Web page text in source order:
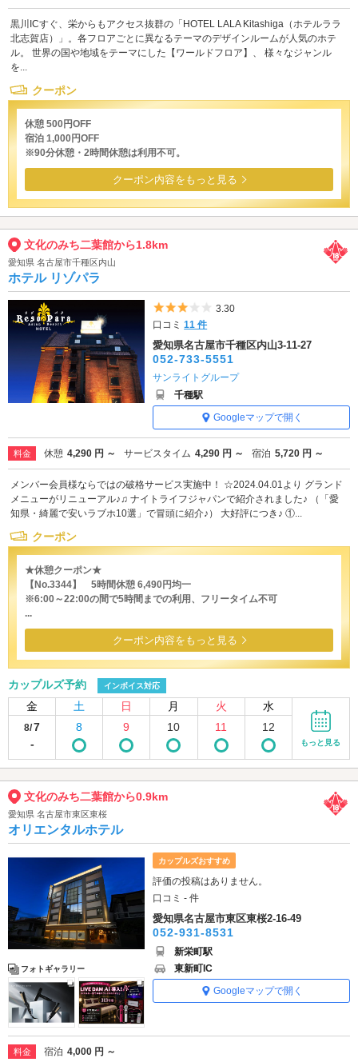
黒川ICすぐ、栄からもアクセス抜群の「HOTEL LALA Kitashiga（ホテルララ
北志賀店）」。各フロアごとに異なるテーマのデザインルームが人気のホテ
ル。 世界の国や地域をテーマにした【ワールドフロア】、 様々なジャンル
を...
クーポン
休憩 500円OFF
宿泊 1,000円OFF
※90分休憩・2時間休憩は利用不可。
クーポン内容をもっと見る
文化のみち二葉館から1.8km
愛知県 名古屋市千種区内山
ホテル リゾパラ
5つ星のうち3
3.30
口コミ11 件
愛知県名古屋市千種区内山3-11-27
052-733-5551
サンライトグループ
千種駅
Googleマップで開く
料金 休憩 4,290 円 ～ サービスタイム 4,290 円 ～ 宿泊 5,720 円 ～
メンバー会員様ならではの破格サービス実施中！ ☆2024.04.01より グランド
メニューがリニューアル♪♫ ナイトライフジャパンで紹介されました♪ （「愛
知県・綺麗で安いラブホ10選」で冒頭に紹介♪） 大好評につき♪ ①...
クーポン
★休憩クーポン★
【No.3344】 5時間休憩 6,490円均一
※6:00～22:00の間で5時間までの利用、フリータイム不可
...
クーポン内容をもっと見る
カップルズ予約 インボイス対応
金 土 日 月 火 水
8/7
-
8 9 10 11 12
もっと見る
文化のみち二葉館から0.9km
愛知県 名古屋市東区東桜
オリエンタルホテル
フォトギャラリー
カップルズおすすめ
評価の投稿はありません。
口コミ - 件
愛知県名古屋市東区東桜2-16-49
052-931-8531
新栄町駅
東新町IC
Googleマップで開く
料金 宿泊 4,000 円 ～